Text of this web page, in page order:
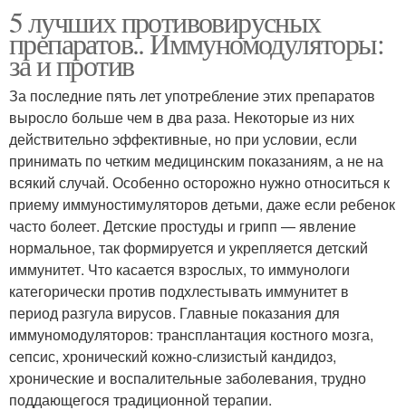
5 лучших противовирусных
препаратов.. Иммуномодуляторы:
за и против
За последние пять лет употребление этих препаратов
выросло больше чем в два раза. Некоторые из них
действительно эффективные, но при условии, если
принимать по четким медицинским показаниям, а не на
всякий случай. Особенно осторожно нужно относиться к
приему иммуностимуляторов детьми, даже если ребенок
часто болеет. Детские простуды и грипп — явление
нормальное, так формируется и укрепляется детский
иммунитет. Что касается взрослых, то иммунологи
категорически против подхлестывать иммунитет в
период разгула вирусов. Главные показания для
иммуномодуляторов: трансплантация костного мозга,
сепсис, хронический кожно-слизистый кандидоз,
хронические и воспалительные заболевания, трудно
поддающегося традиционной терапии.